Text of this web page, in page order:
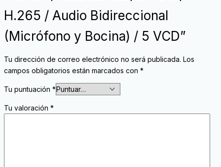
H.265 / Audio Bidireccional
(Micrófono y Bocina) / 5 VCD”
Tu dirección de correo electrónico no será publicada. Los
campos obligatorios están marcados con *
Tu puntuación *
Tu valoración *